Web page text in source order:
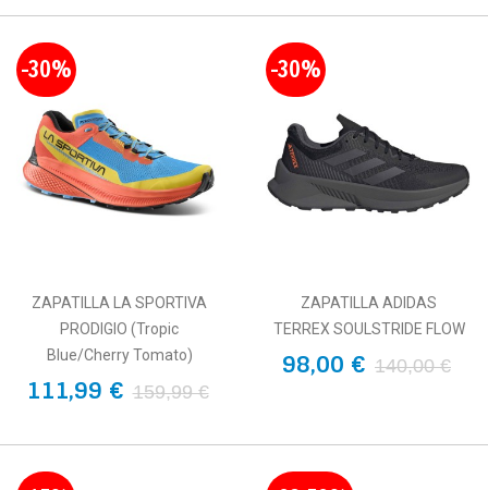
-30%
ZAPATILLA LA SPORTIVA
PRODIGIO (Tropic
Blue/Cherry Tomato)
111,99 € 159,99 €
-30%
ZAPATILLA ADIDAS
TERREX SOULSTRIDE FLOW
98,00 € 140,00 €